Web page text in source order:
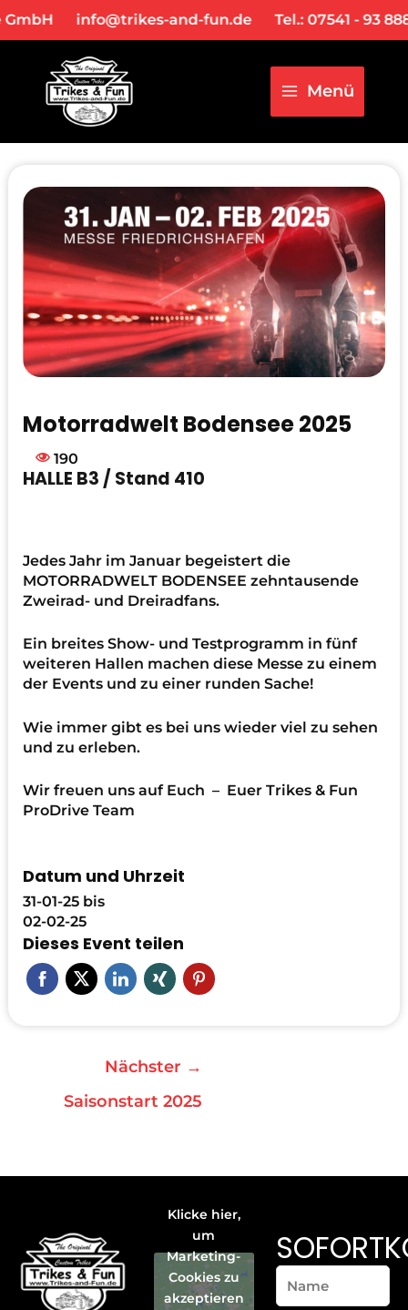
info@trikes-and-fun.de Tel.: 07541 - 93 888
Zum
Inhalt
Main
Menü
Motorradwelt Bodensee 2025
190
HALLE B3 / Stand 410
Jedes Jahr im Januar begeistert die
MOTORRADWELT BODENSEE zehntausende
Zweirad- und Dreiradfans.
Ein breites Show- und Testprogramm in fünf
weiteren Hallen machen diese Messe zu einem
der Events und zu einer runden Sache!
Wie immer gibt es bei uns wieder viel zu sehen
und zu erleben.
Wir freuen uns auf Euch – Euer Trikes & Fun
ProDrive Team
Datum und Uhrzeit
31-01-25 bis
02-02-25
Dieses Event teilen
Post
navigation
Nächster →
Saisonstart 2025
Klicke hier,
um
Marketing-
Cookies zu
akzeptieren
Name